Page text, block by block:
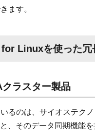
ます。
Linuxを使った冗
ラスター製品
るのは、サイオステク
、そのデータ同期機能